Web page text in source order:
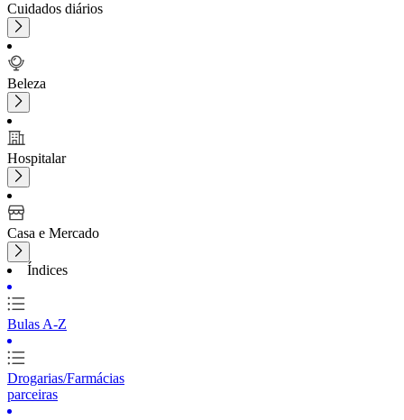
Cuidados diários
Beleza
Hospitalar
Casa e Mercado
Índices
Bulas A-Z
Drogarias/Farmácias
parceiras